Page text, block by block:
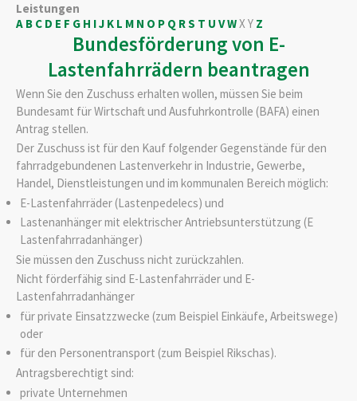
Leistungen
A B C D E F G H IJ K L M N O P Q RS T U VWXY Z
Bundesförderung von E-
Lastenfahrrädern beantragen
Wenn Sie den Zuschuss erhalten wollen, müssen Sie beim
Bundesamt für Wirtschaft und Ausfuhrkontrolle (BAFA) einen
Antrag stellen.
Der Zuschuss ist für den Kauf folgender Gegenstände für den
fahrradgebundenen Lastenverkehr in Industrie, Gewerbe,
Handel, Dienstleistungen und im kommunalen Bereich möglich:
E-Lastenfahrräder (Lastenpedelecs) und
Lastenanhänger mit elektrischer Antriebsunterstützung (E
Lastenfahrradanhänger)
Sie müssen den Zuschuss nicht zurückzahlen.
Nicht förderfähig sind E-Lastenfahrräder und E-
Lastenfahrradanhänger
für private Einsatzzwecke (zum Beispiel Einkäufe, Arbeitswege)
oder
für den Personentransport (zum Beispiel Rikschas).
Antragsberechtigt sind:
private Unternehmen